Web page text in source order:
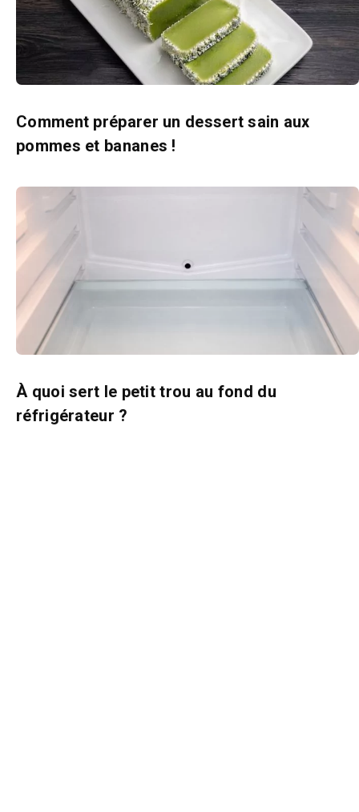
Comment préparer un dessert sain aux
pommes et bananes !
À quoi sert le petit trou au fond du
réfrigérateur ?